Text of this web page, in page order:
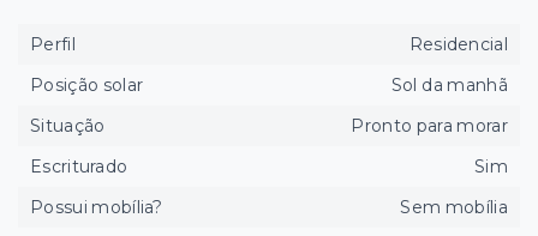
Perfil
Residencial
Posição solar
Sol da manhã
Situação
Pronto para morar
Escriturado
Sim
Possui mobília?
Sem mobília